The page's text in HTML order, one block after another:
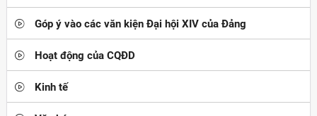
Góp ý vào các văn kiện Đại hội XIV của Đảng
Hoạt động của CQĐD
Kinh tế